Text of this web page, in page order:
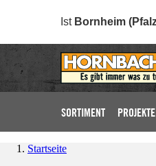
Ist Bornheim
SORTIMENT PROJEKTE
Startseite